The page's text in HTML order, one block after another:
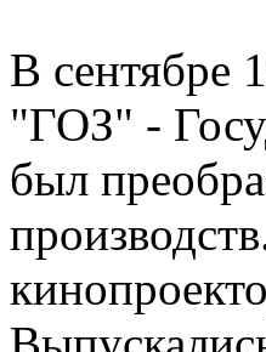
В сентябре
"ГОЗ" -
был